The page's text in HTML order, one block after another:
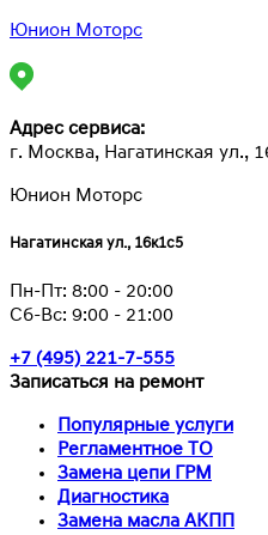
Юнион Моторс
Адрес сервиса:
г. Москва, Нагатинская ул.,
Юнион Моторс
Нагатинская ул., 16к1с5
Пн-Пт: 8:00 - 20:00
Сб-Вс: 9:00 - 21:00
+7 (495) 221-7-555
Записаться на ремонт
Популярные услуги
Регламентное ТО
Замена цепи ГРМ
Диагностика
Замена масла АКПП